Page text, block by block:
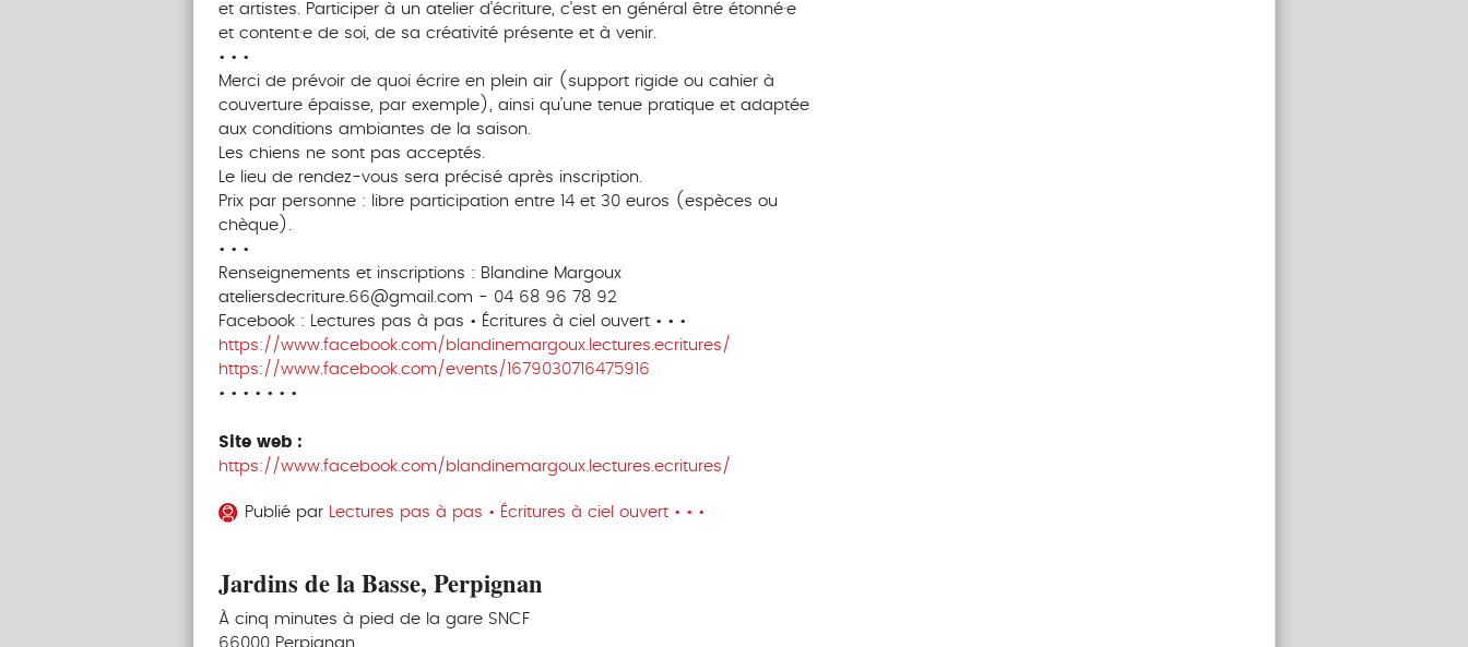
et artistes. Participer à un atelier d’écriture, c’est en général être étonné·e
et content·e de soi, de sa créativité présente et à venir.
• • •
Merci de prévoir de quoi écrire en plein air (support rigide ou cahier à
couverture épaisse, par exemple), ainsi qu’une tenue pratique et adaptée
aux conditions ambiantes de la saison.
Les chiens ne sont pas acceptés.
Le lieu de rendez-vous sera précisé après inscription.
Prix par personne : libre participation entre 14 et 30 euros (espèces ou
chèque).
• • •
Renseignements et inscriptions : Blandine Margoux
ateliersdecriture.66@gmail.com - 04 68 96 78 92
Facebook : Lectures pas à pas • Écritures à ciel ouvert • • •
https://www.facebook.com/blandinemargoux.lectures.ecritures/
https://www.facebook.com/events/1679030716475916
• • • • • • •
Site web :
https://www.facebook.com/blandinemargoux.lectures.ecritures/
Publié par Lectures pas à pas • Écritures à ciel ouvert • • •
Jardins de la Basse, Perpignan
À cinq minutes à pied de la gare SNCF
66000 Perpignan